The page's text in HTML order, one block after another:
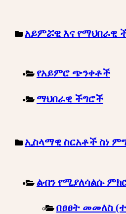
አይምሯዊ እና የማህበራዊ
የአይምሮ ጭንቀቶች
ማህበራዊ ችግሮች
ኢስላማዊ ስርአቶች ስነ
ልብን የሚያለሳልሱ
በፀፀት መመለስ